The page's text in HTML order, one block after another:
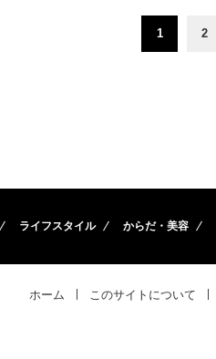
1 2
ライフスタイル からだ・美容
ホーム このサイトについて